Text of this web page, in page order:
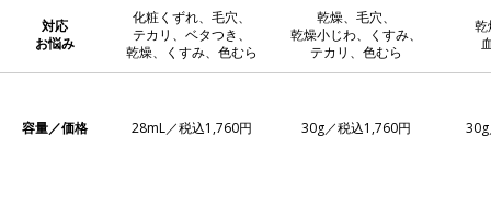
対応
お悩み
化粧くずれ、毛穴、
テカリ、ベタつき、
乾燥、くすみ、色むら
乾燥、毛穴、
乾燥小じわ、くすみ、
テカリ、色むら
乾
容量／価格 28mL／税込1,760円 30g／税込1,760円